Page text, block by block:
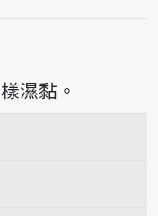
讀bí-ko-siûnn
濕黏。